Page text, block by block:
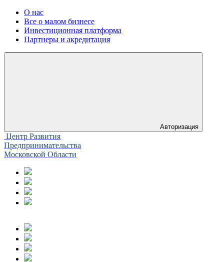
О нас
Все о малом бизнесе
Инвестиционная платформа
Партнеры и акредитация
Авторизация
Центр Развития
Предпринимательства
Московской Области